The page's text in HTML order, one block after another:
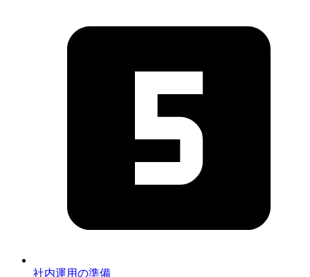
社内運用の準備